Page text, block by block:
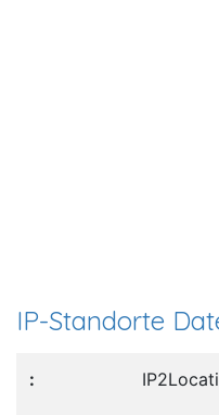
IP-Standorte